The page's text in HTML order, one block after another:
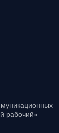
рабочий»